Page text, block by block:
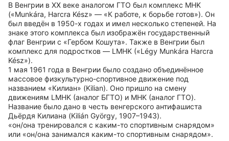
В Венгрии в ХХ веке аналогом ГТО был комплекс MHK
(«Munkára, Harcra Kész» — «К работе, к борьбе готов»). Он
был введён в 1950-х годах и имел несколько степеней. На
знаке этого комплекса был изображён государственный
флаг Венгрии с «Гербом Кошута». Также в Венгрии был
комплекс для подростков — LMHK («Légy Munkára Harcra
Kész»).
1 мая 1961 года в Венгрии было создано объединённое
массовое физкультурно-спортивное движение под
названием «Килиан» (Kilian). Оно пришло на смену
движениям LMHK (аналог БГТО) и MHK (аналог ГТО).
Название было дано в честь венгерского антифашиста
Дьёрдя Килиана (Kilián György, 1907–1943).
«он/она тренировался с каким-то спортивным снарядом»
или «он/она занимался каким-то спортивным снарядом».